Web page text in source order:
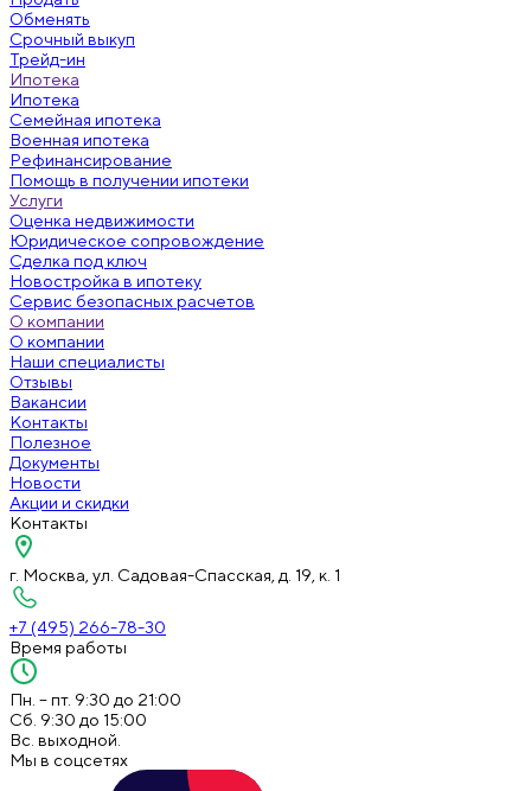
Обменять
Срочный выкуп
Трейд-ин
Ипотека
Ипотека
Семейная ипотека
Военная ипотека
Рефинансирование
Помощь в получении ипотеки
Услуги
Оценка недвижимости
Юридическое сопровождение
Сделка под ключ
Новостройка в ипотеку
Сервис безопасных расчетов
О компании
О компании
Наши специалисты
Отзывы
Вакансии
Контакты
Полезное
Документы
Новости
Акции и скидки
Контакты
г. Москва, ул. Садовая-Спасская, д. 19, к. 1
+7 (495) 266-78-30
Время работы
Пн. – пт. 9:30 до 21:00
Сб. 9:30 до 15:00
Вс. выходной.
Мы в соцсетях